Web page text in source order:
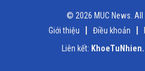
© 2026 MUC News. All
Giới thiệu
Điều khoản
Liên kết: